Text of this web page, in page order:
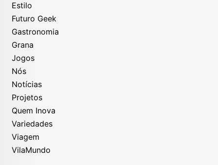
Estilo
Futuro Geek
Gastronomia
Grana
Jogos
Nós
Notícias
Projetos
Quem Inova
Variedades
Viagem
VilaMundo